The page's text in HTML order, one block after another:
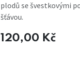
plodů se švestkovými
šťávou.
120,00 Kč